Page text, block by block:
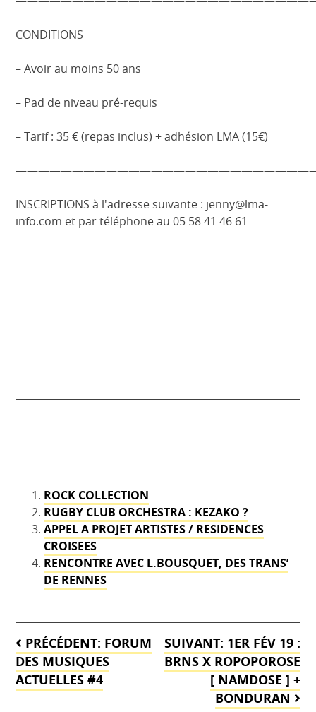
CONDITIONS
– Avoir au moins 50 ans
– Pad de niveau pré-requis
– Tarif : 35 € (repas inclus) + adhésion LMA (15€)
INSCRIPTIONS à l'adresse suivante : jenny@lma-
info.com et par téléphone au 05 58 41 46 61
ROCK COLLECTION
RUGBY CLUB ORCHESTRA : KEZAKO ?
APPEL A PROJET ARTISTES / RESIDENCES
CROISEES
RENCONTRE AVEC L.BOUSQUET, DES TRANS’
DE RENNES
Navigation
de
l’article
PRÉCÉDENT: FORUM
DES MUSIQUES
ACTUELLES #4
SUIVANT: 1ER FÉV 19 :
BRNS X ROPOPOROSE
[ NAMDOSE ] +
BONDURAN